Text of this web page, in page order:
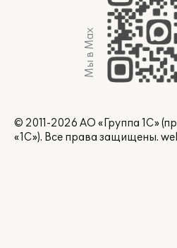
Мы в Max
© 2011-2026 АО «Группа 1С»
«1С»). Все права защищены.